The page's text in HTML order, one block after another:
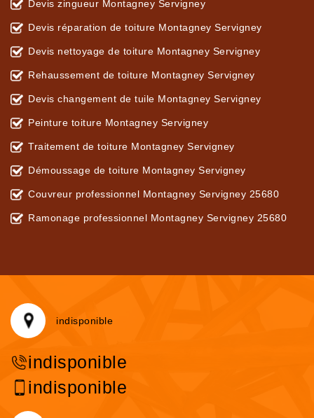
Devis zingueur Montagney Servigney
Devis réparation de toiture Montagney Servigney
Devis nettoyage de toiture Montagney Servigney
Rehaussement de toiture Montagney Servigney
Devis changement de tuile Montagney Servigney
Peinture toiture Montagney Servigney
Traitement de toiture Montagney Servigney
Démoussage de toiture Montagney Servigney
Couvreur professionnel Montagney Servigney 25680
Ramonage professionnel Montagney Servigney 25680
indisponible
indisponible
indisponible